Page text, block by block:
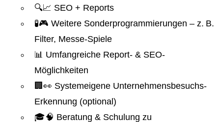
🔍📈 SEO + Reports
🧪🎮 Weitere Sonderprogrammierungen – z. B.
Filter, Messe-Spiele
📊 Umfangreiche Report- & SEO-
Möglichkeiten
🏢👀 Systemeigene Unternehmensbesuchs-
Erkennung (optional)
🎓🧠 Beratung & Schulung zu